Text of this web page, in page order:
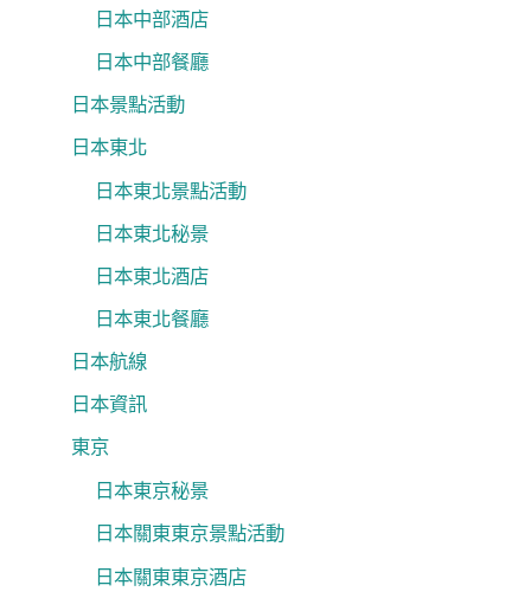
日本中部酒店
日本中部餐廳
日本景點活動
日本東北
日本東北景點活動
日本東北秘景
日本東北酒店
日本東北餐廳
日本航線
日本資訊
東京
日本東京秘景
日本關東東京景點活動
日本關東東京酒店